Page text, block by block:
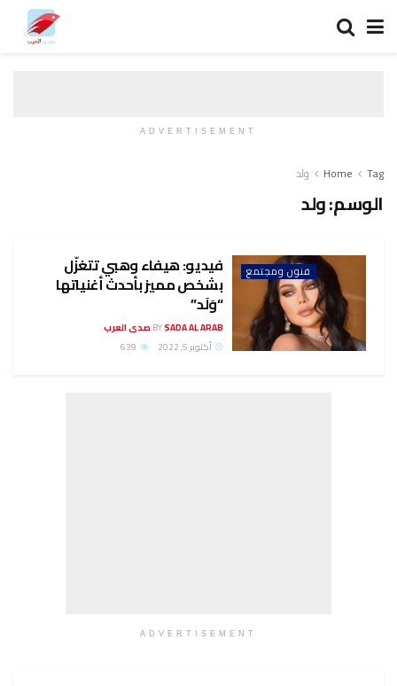
ADVERTISEMENT
Home Tag ولد
الوسم:ولد
فنون ومجتمع فيديو: هيفاء وهبي تتغزّل
بشخص مميز بأحدث أغنياتها
“وَلَد”
BYSADA AL ARAB صدى العرب
أكتوبر 5, 2022
ADVERTISEMENT